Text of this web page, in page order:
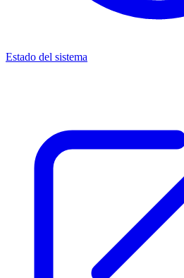
Estado del sistema